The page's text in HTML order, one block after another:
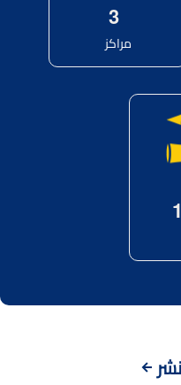
3
مراكز
1